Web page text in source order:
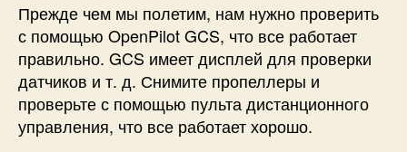
Прежде чем мы полетим, нам нужно проверить
с помощью OpenPilot GCS, что все работает
правильно. GCS имеет дисплей для проверки
датчиков и т. д. Снимите пропеллеры и
проверьте с помощью пульта дистанционного
управления, что все работает хорошо.